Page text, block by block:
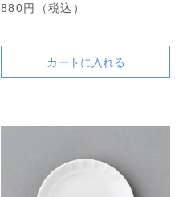
880円（税込）
カートに入れる